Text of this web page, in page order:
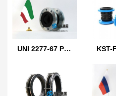
UNI 2277-67 PN10 意大利标准橡胶膨胀节